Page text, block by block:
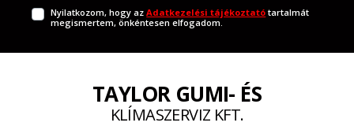
Nyilatkozom, hogy azAdatkezelési tájékoztató tartalmát
megismertem, önkéntesen elfogadom.
TAYLOR GUMI- ÉS
KLÍMASZERVIZ KFT.